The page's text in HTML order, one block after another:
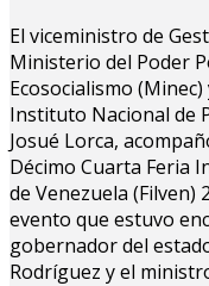
El viceministro de
Ministerio del Poder
Ecosocialismo
Instituto Nacional de
Josué Lorca,
Décimo Cuarta Feria
de Venezuela (Filven)
evento que estuvo
gobernador del
Rodríguez y el